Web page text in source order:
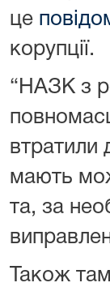
це
корупції.
“НАЗК з
втратили
мають
та, за
Також